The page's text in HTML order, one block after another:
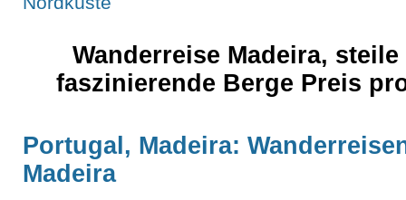
Wanderreise Madeira,
faszinierende Berge Preis
Portugal, Madeira:
Madeira